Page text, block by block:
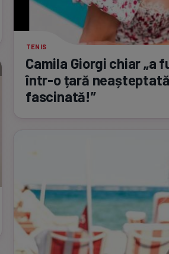
TENIS
Camila Giorgi chiar „a
într-oțară
fascinată!”